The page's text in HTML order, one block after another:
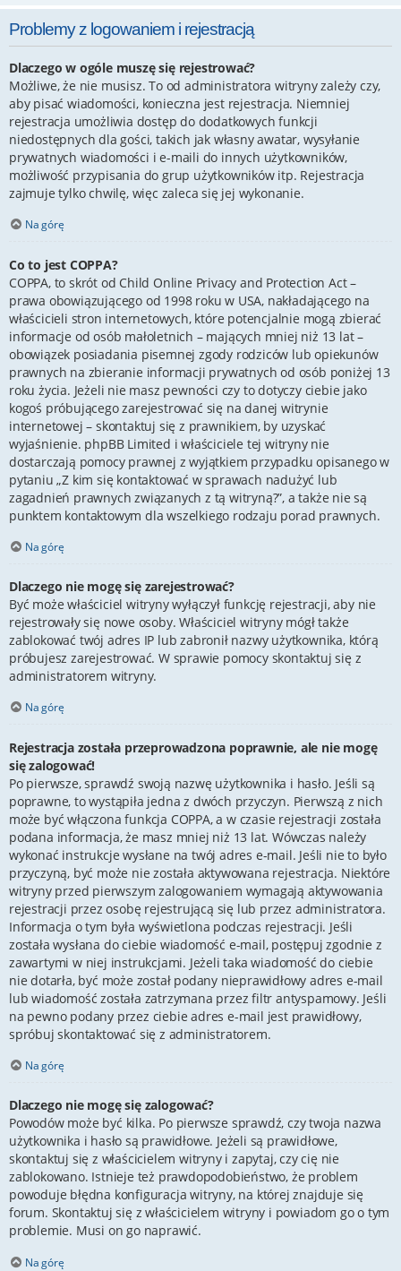
Problemy z logowaniem i rejestracją
Dlaczego w ogóle muszę się rejestrować?
Możliwe, że nie musisz. To od administratora witryny zależy czy,
aby pisać wiadomości, konieczna jest rejestracja. Niemniej
rejestracja umożliwia dostęp do dodatkowych funkcji
niedostępnych dla gości, takich jak własny awatar, wysyłanie
prywatnych wiadomości i e-maili do innych użytkowników,
możliwość przypisania do grup użytkowników itp. Rejestracja
zajmuje tylko chwilę, więc zaleca się jej wykonanie.
Na górę
Co to jest COPPA?
COPPA, to skrót od Child Online Privacy and Protection Act –
prawa obowiązującego od 1998 roku w USA, nakładającego na
właścicieli stron internetowych, które potencjalnie mogą zbierać
informacje od osób małoletnich – mających mniej niż 13 lat –
obowiązek posiadania pisemnej zgody rodziców lub opiekunów
prawnych na zbieranie informacji prywatnych od osób poniżej 13
roku życia. Jeżeli nie masz pewności czy to dotyczy ciebie jako
kogoś próbującego zarejestrować się na danej witrynie
internetowej – skontaktuj się z prawnikiem, by uzyskać
wyjaśnienie. phpBB Limited i właściciele tej witryny nie
dostarczają pomocy prawnej z wyjątkiem przypadku opisanego w
pytaniu „Z kim się kontaktować w sprawach nadużyć lub
zagadnień prawnych związanych z tą witryną?”, a także nie są
punktem kontaktowym dla wszelkiego rodzaju porad prawnych.
Na górę
Dlaczego nie mogę się zarejestrować?
Być może właściciel witryny wyłączył funkcję rejestracji, aby nie
rejestrowały się nowe osoby. Właściciel witryny mógł także
zablokować twój adres IP lub zabronił nazwy użytkownika, którą
próbujesz zarejestrować. W sprawie pomocy skontaktuj się z
administratorem witryny.
Na górę
Rejestracja została przeprowadzona poprawnie, ale nie mogę
się zalogować!
Po pierwsze, sprawdź swoją nazwę użytkownika i hasło. Jeśli są
poprawne, to wystąpiła jedna z dwóch przyczyn. Pierwszą z nich
może być włączona funkcja COPPA, a w czasie rejestracji została
podana informacja, że masz mniej niż 13 lat. Wówczas należy
wykonać instrukcje wysłane na twój adres e-mail. Jeśli nie to było
przyczyną, być może nie została aktywowana rejestracja. Niektóre
witryny przed pierwszym zalogowaniem wymagają aktywowania
rejestracji przez osobę rejestrującą się lub przez administratora.
Informacja o tym była wyświetlona podczas rejestracji. Jeśli
została wysłana do ciebie wiadomość e-mail, postępuj zgodnie z
zawartymi w niej instrukcjami. Jeżeli taka wiadomość do ciebie
nie dotarła, być może został podany nieprawidłowy adres e-mail
lub wiadomość została zatrzymana przez filtr antyspamowy. Jeśli
na pewno podany przez ciebie adres e-mail jest prawidłowy,
spróbuj skontaktować się z administratorem.
Na górę
Dlaczego nie mogę się zalogować?
Powodów może być kilka. Po pierwsze sprawdź, czy twoja nazwa
użytkownika i hasło są prawidłowe. Jeżeli są prawidłowe,
skontaktuj się z właścicielem witryny i zapytaj, czy cię nie
zablokowano. Istnieje też prawdopodobieństwo, że problem
powoduje błędna konfiguracja witryny, na której znajduje się
forum. Skontaktuj się z właścicielem witryny i powiadom go o tym
problemie. Musi on go naprawić.
Na górę